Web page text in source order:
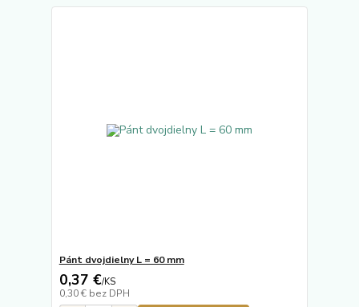
Pánt dvojdielny L = 60 mm
0,37 €/KS
0,30 € bez DPH